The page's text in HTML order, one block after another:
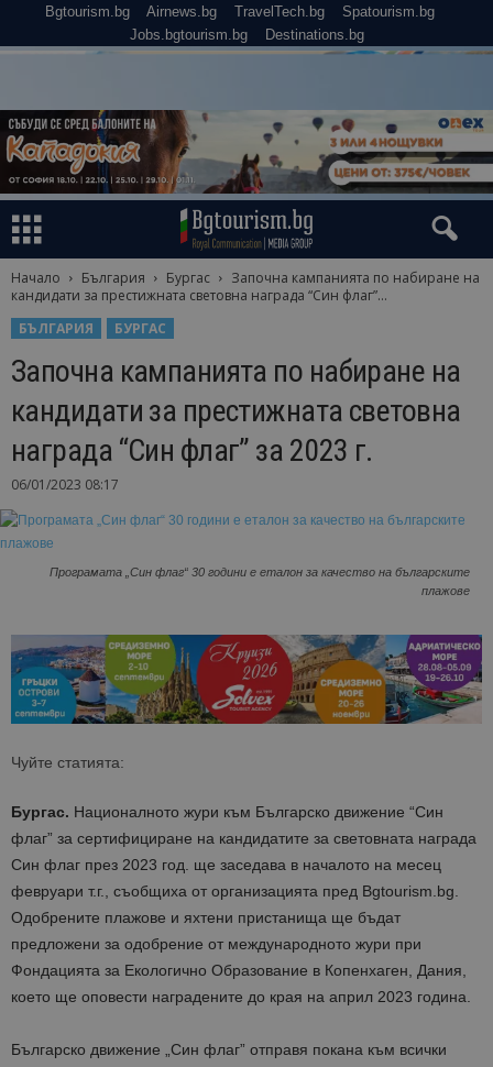
Bgtourism.bg Airnews.bg TravelTech.bg
Spatourism.bg
Jobs.bgtourism.bg
Destinations.bg
Начало България Бургас
Започна кампанията по набиране на
кандидати за престижната световна награда “Син флаг”...
БЪЛГАРИЯ
БУРГАС
Започна кампанията по набиране на
кандидати за престижната световна
награда “Син флаг” за 2023 г.
06/01/2023 08:17
Програмата „Син флаг“ 30 години е еталон за качество на българските
плажове
Чуйте статията:
Бургас. Националното жури към Българско движение “Син
флаг” за сертифициране на кандидатите за световната награда
Син флаг през 2023 год. ще заседава в началото на месец
февруари т.г., съобщиха от организацията пред Bgtourism.bg.
Одобрените плажове и яхтени пристанища ще бъдат
предложени за одобрение от международното жури при
Фондацията за Екологично Образование в Копенхаген, Дания,
което ще оповести наградените до края на април 2023 година.
Българско движение „Син флаг” отправя покана към всички